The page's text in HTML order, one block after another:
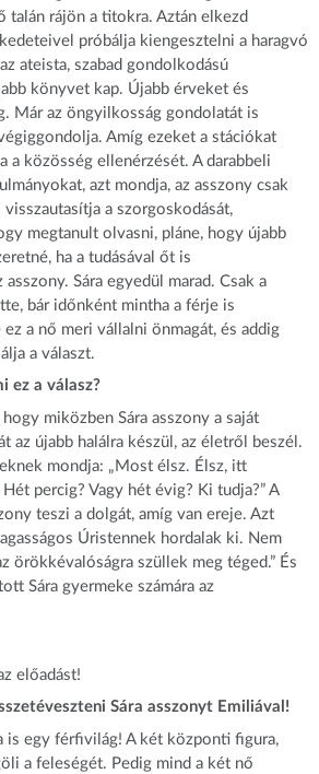
talán rájön a titokra. Aztán elkezd
próbálja kiengesztelni a haragvó
ateista, szabad gondolkodású
könyvet kap. Újabb érveket és
Már az öngyilkosság gondolatát is
Amíg ezeket a stációkat
a közösség ellenérzését. A darabbeli
azt mondja, az asszony csak
visszautasítja a szorgoskodását,
megtanult olvasni, pláne, hogy újabb
ha a tudásával őt is
Sára egyedül marad. Csak a
bár időnként mintha a férje is
a nő meri vállalni önmagát, és addig
a választ.
ez a válasz?
miközben Sára asszony a saját
az újabb halálra készül, az életről beszél.
mondja: „Most élsz. Élsz, itt
percig? Vagy hét évig? Ki tudja?” A
teszi a dolgát, amíg van ereje. Azt
Úristennek hordalak ki. Nem
örökkévalóságra szüllek meg téged.” És
Sára gyermeke számára az
előadást!
Sára asszonyt Emiliával!
is egy férfivilág! A két központi figura,
a feleségét. Pedig mind a két nő